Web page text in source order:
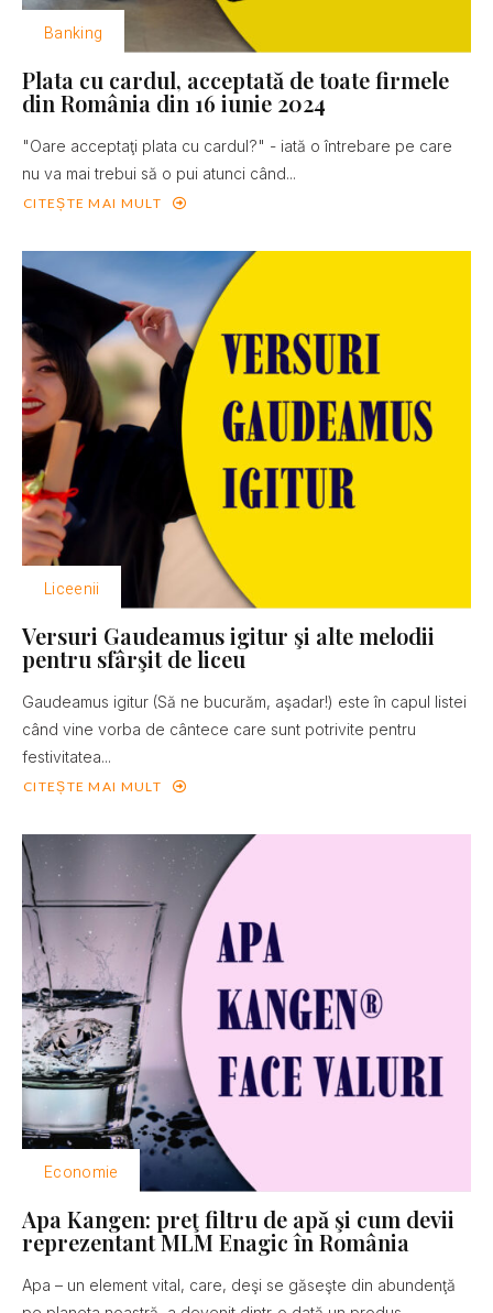
Banking
Plata cu cardul, acceptată de toate firmele
din România din 16 iunie 2024
"Oare acceptaţi plata cu cardul?" - iată o întrebare pe care
nu va mai trebui să o pui atunci când...
CITEȘTE MAI MULT
Liceenii
Versuri Gaudeamus igitur şi alte melodii
pentru sfârşit de liceu
Gaudeamus igitur (Să ne bucurăm, aşadar!) este în capul listei
când vine vorba de cântece care sunt potrivite pentru
festivitatea...
CITEȘTE MAI MULT
Economie
Apa Kangen: preţ filtru de apă şi cum devii
reprezentant MLM Enagic în România
Apa – un element vital, care, deşi se găseşte din abundenţă